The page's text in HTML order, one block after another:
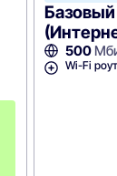
500
Wi-Fi